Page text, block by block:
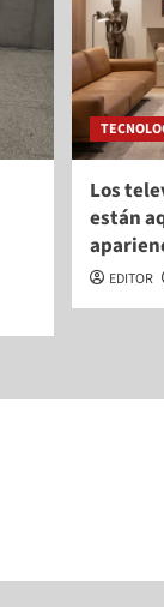
Los
están
EDITOR